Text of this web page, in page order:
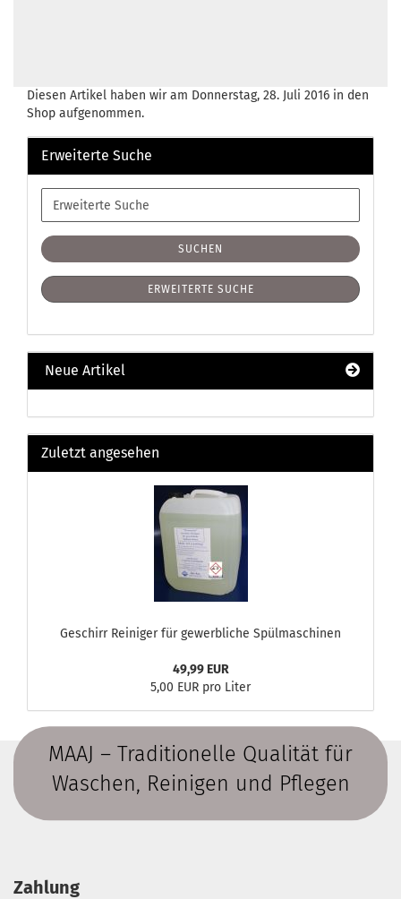
Diesen Artikel haben wir am Donnerstag, 28. Juli 2016 in den
Shop aufgenommen.
Erweiterte Suche
Erweiterte
Suche
SUCHEN
ERWEITERTE SUCHE
Neue Artikel
Zuletzt angesehen
Geschirr Reiniger für gewerbliche Spülmaschinen
49,99 EUR
5,00 EUR pro Liter
MAAJ – Traditionelle Qualität für
Waschen, Reinigen und Pflegen
Zahlung